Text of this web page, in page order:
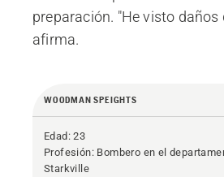
preparación. "He visto daños
afirma.
WOODMAN SPEIGHTS
Edad: 23
Profesión: Bombero en el
Starkville